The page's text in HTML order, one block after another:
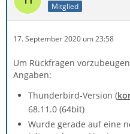
Mitglied
17. September 2020 um 23:58
Um Rückfragen
Angaben:
Thunderbird-Version (
68.11.0 (64bit)
Wurde gerade auf eine